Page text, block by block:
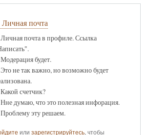
Личная почта
Личная почта в профиле. Ссылка
будет.
не так важно, но возможно будет
счетчик?
думаю, что это полезная инфорация.
эту решаем.
или зарегистрируйтесь, чтобы